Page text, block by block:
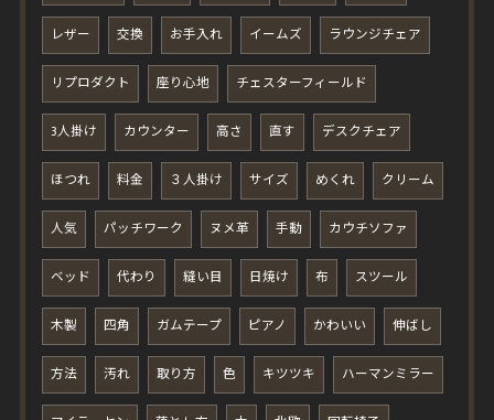
レザー 交換 お手入れ イームズ ラウンジチェア
リプロダクト 座り心地 チェスターフィールド
3人掛け カウンター 高さ 直す デスクチェア
ほつれ 料金 ３人掛け サイズ めくれ クリーム
人気 パッチワーク ヌメ革 手動 カウチソファ
ベッド 代わり 縫い目 日焼け 布 スツール
木製 四角 ガムテープ ピアノ かわいい 伸ばし
方法 汚れ 取り方 色 キツツキ ハーマンミラー